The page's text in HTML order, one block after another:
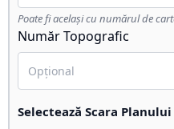
Poate fi același cu numărul de
Număr Topografic
Selectează Scara Planului